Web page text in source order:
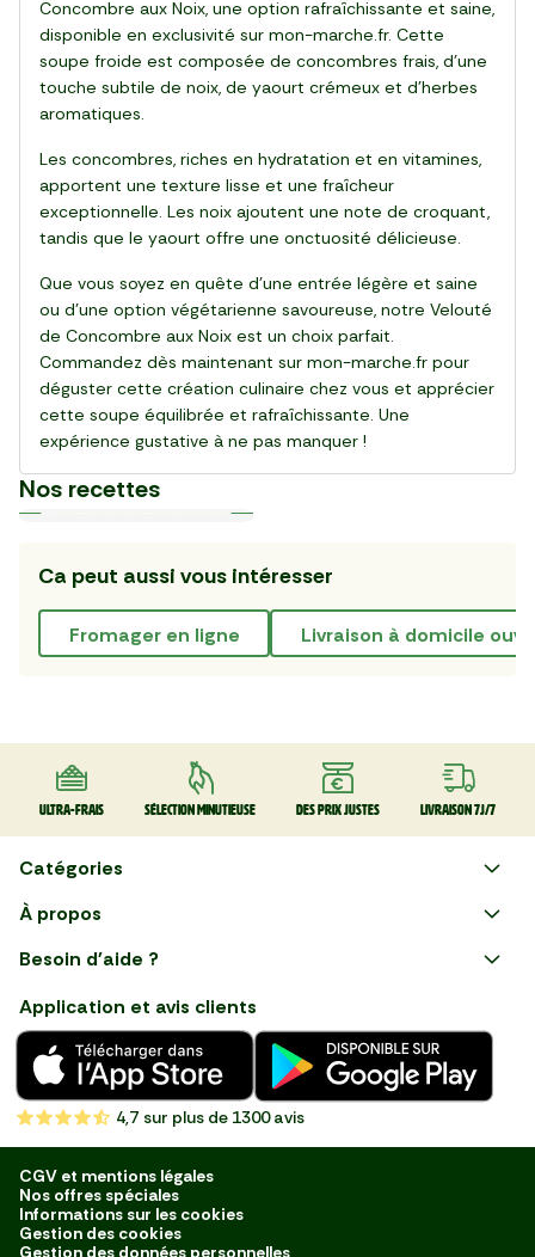
Concombre aux Noix, une option rafraîchissante et saine,
disponible en exclusivité sur mon-marche.fr. Cette
soupe froide est composée de concombres frais, d'une
touche subtile de noix, de yaourt crémeux et d'herbes
aromatiques.
Les concombres, riches en hydratation et en vitamines,
apportent une texture lisse et une fraîcheur
exceptionnelle. Les noix ajoutent une note de croquant,
tandis que le yaourt offre une onctuosité délicieuse.
Que vous soyez en quête d'une entrée légère et saine
ou d'une option végétarienne savoureuse, notre Velouté
de Concombre aux Noix est un choix parfait.
Commandez dès maintenant sur mon-marche.fr pour
déguster cette création culinaire chez vous et apprécier
cette soupe équilibrée et rafraîchissante. Une
expérience gustative à ne pas manquer !
Nos recettes
Plat 30 min
La Salade de gnocchi,
mozzarella et serrano
Plat 20 min
La Pinsa Burrata Pesto
Plat 15 min
Le Carpaccio de Boeuf
Plat 55 min
La Kafta sauce tahini 🇯🇴
Plat 28 min
La Salade de chou rouge
thaï au poulet
Plat 20 min
Le Club sandwich
Plat 20 min
Le Taboulé végétal
Plat 25 min
La Salade de haricots verts
Plat 25 min
La Tarte Fraîche au Thon
Plat 30 min
Le Poke bowl au saumon et
légumes croquants 🇺🇸
Ca peut aussi vous intéresser
fromager en ligne livraison à domicile
Ultra-frais Sélection minutieuse Des prix justes Livraison 7J/7
Catégories
Faire ses courses en ligne
Nouveautés
Fruits
Légumes
Boucherie
Charcuterie
Poissonnerie
Fromagerie
À propos
et savoir-faire français en
choisissant notre service de
livraison de produits frais et
de qualité, livrés directement
chez vous. Une expérience
de courses en ligne pensée
pour vous.
Besoin d'aide ?
Application et avis clients
4,7 sur plus de 1300 avis
CGV et mentions légales
Nos offres spéciales
Informations sur les cookies
Gestion des cookies
Gestion des données personnelles